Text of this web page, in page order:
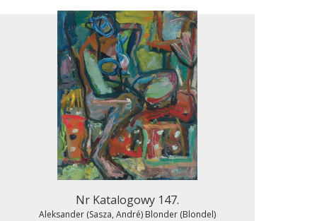
Nr Katalogowy 147.
Aleksander (Sasza, André) Blonder (Blondel)